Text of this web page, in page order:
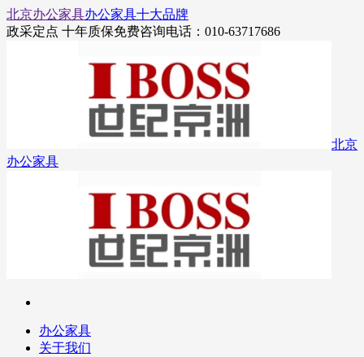
北京办公家具办公家具十大品牌
政采定点 十年质保免费咨询电话：010-63717686
北京
办公家具
办公家具
关于我们